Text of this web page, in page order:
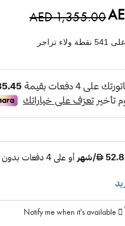
AED 1,355.00
541 نقطة ولاء تراجر
Notify me when it's available